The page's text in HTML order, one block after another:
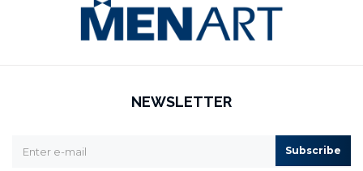
NEWSLETTER
Subscribe